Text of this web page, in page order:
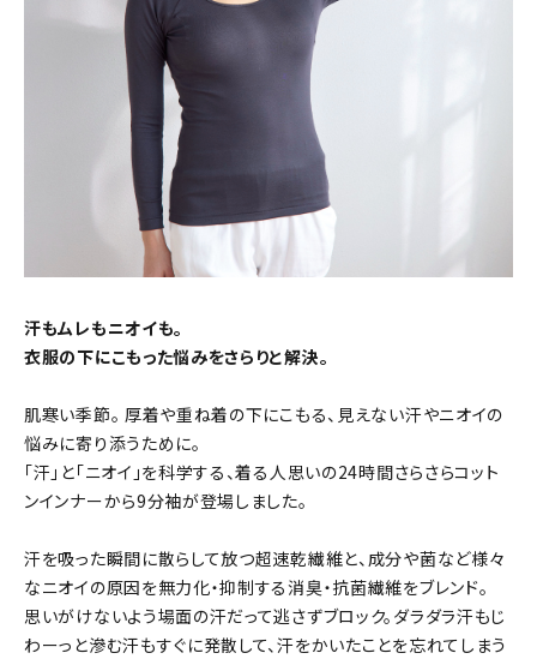
汗もムレもニオイも。
衣服の下にこもった悩みをさらりと解決。
肌寒い季節。 厚着や重ね着の下にこもる、見えない汗やニオイの
悩みに寄り添うために。
「汗」と「ニオイ」を科学する、着る人思いの24時間さらさらコット
ンインナーから9分袖が登場しました。
汗を吸った瞬間に散らして放つ超速乾繊維と、成分や菌など様々
なニオイの原因を無力化・抑制する消臭・抗菌繊維をブレンド。
思いがけないよう場面の汗だって逃さずブロック。ダラダラ汗もじ
わーっと滲む汗もすぐに発散して、汗をかいたことを忘れてしまう